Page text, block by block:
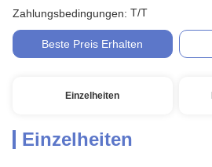
Zahlungsbedingungen: T/T
Beste Preis Erhalten
Einzelheiten
Einzelheiten